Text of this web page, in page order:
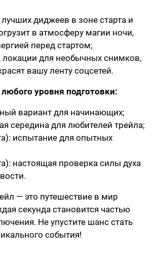
диджеев в зоне старта и
в атмосферу магии ночи,
перед стартом;
для необычных снимков,
вашу ленту соцсетей.
уровня подготовки:
вариант для начинающих;
середина для любителей трейла;
испытание для опытных
настоящая проверка силы духа
— это путешествие в мир
секунда становится частью
Не упустите шанс стать
события!